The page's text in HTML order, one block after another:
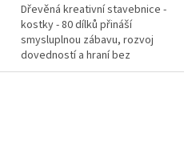
Dřevěná kreativní stavebnice -
kostky - 80 dílků přináší
smysluplnou zábavu, rozvoj
dovedností a hraní bez
obrazovek.